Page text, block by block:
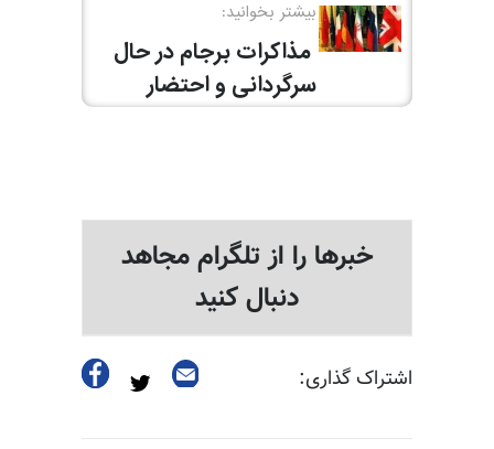
خبرها را از تلگرام مجاهد
دنبال کنید
اشتراک گذاری: